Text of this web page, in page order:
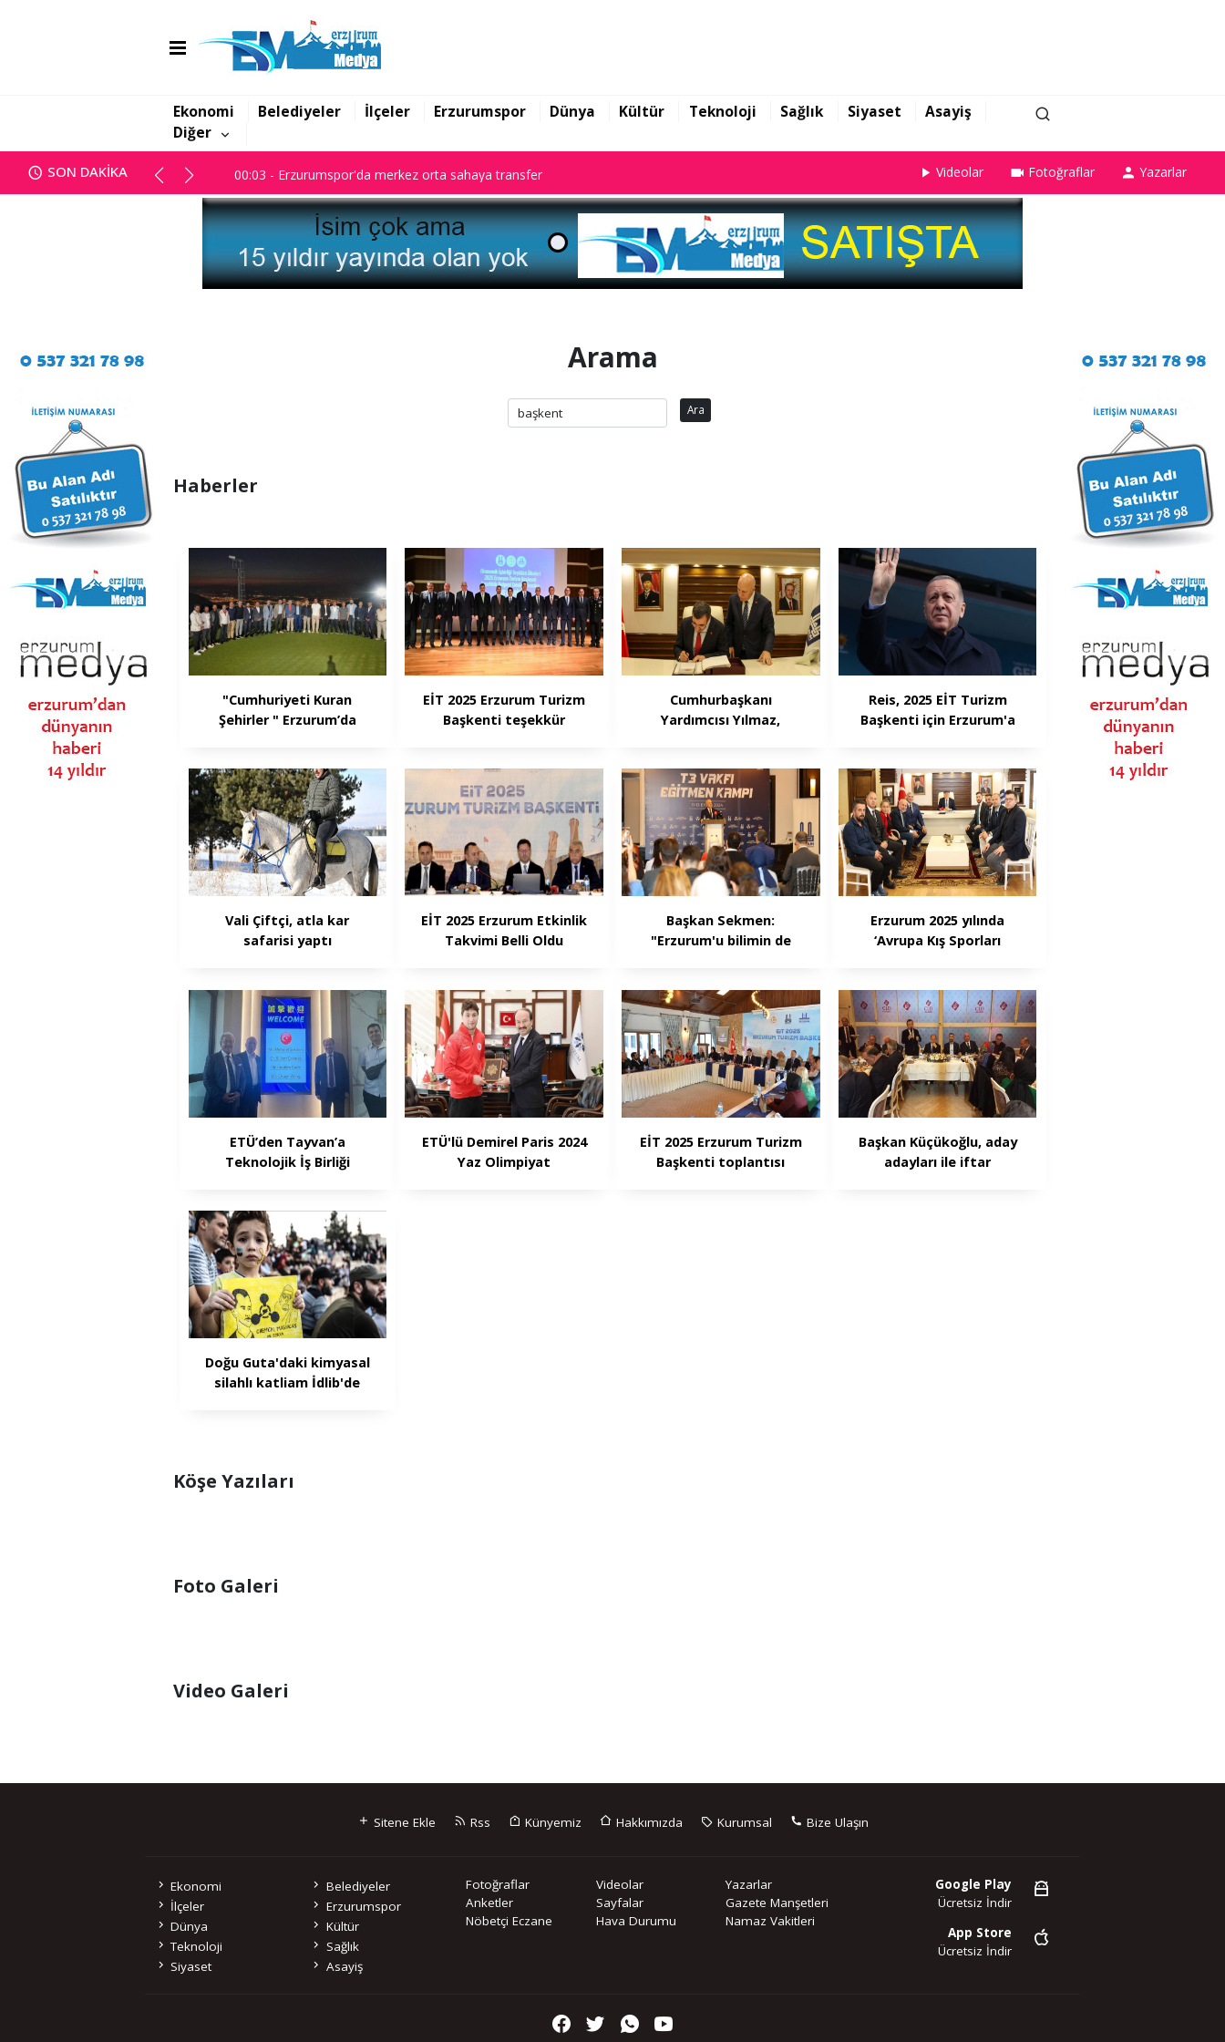
Ekonomi Belediyeler İlçeler Erzurumspor Dünya Kültür Teknoloji Sağlık Siyaset
Asayiş
Diğer
SON DAKİKA
00:03 - Erzurumspor'da merkez orta sahaya transfer
00:03 - Erzurumspor'da merkez orta sahaya transfer Videolar Fotoğraflar Yazarlar
Arama
Ara
Haberler
"Cumhuriyeti Kuran
Şehirler " Erzurum’da
EİT 2025 Erzurum Turizm
Başkenti teşekkür
Cumhurbaşkanı
Yardımcısı Yılmaz,
Reis, 2025 EİT Turizm
Başkenti için Erzurum'a
Vali Çiftçi, atla kar
safarisi yaptı
EİT 2025 Erzurum Etkinlik
Takvimi Belli Oldu
Başkan Sekmen:
"Erzurum'u bilimin de
Erzurum 2025 yılında
‘Avrupa Kış Sporları
ETÜ’den Tayvan’a
Teknolojik İş Birliği
ETÜ'lü Demirel Paris 2024
Yaz Olimpiyat
EİT 2025 Erzurum Turizm
Başkenti toplantısı
Başkan Küçükoğlu, aday
adayları ile iftar
Doğu Guta'daki kimyasal
silahlı katliam İdlib'de
Köşe Yazıları
Foto Galeri
Video Galeri
Sitene Ekle Rss Künyemiz Hakkımızda Kurumsal Bize Ulaşın
Ekonomi
Belediyeler
İlçeler
Erzurumspor
Dünya
Kültür
Teknoloji
Sağlık
Siyaset
Asayiş
Fotoğraflar Videolar
Yazarlar
Anketler
Sayfalar
Gazete Manşetleri
Nöbetçi Eczane
Hava Durumu Namaz Vakitleri
Google Play
Ücretsiz İndir
App Store
Ücretsiz İndir